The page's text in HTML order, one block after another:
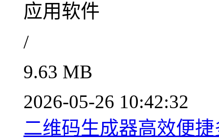
应用软件
/
9.63 MB
2026-05-26 10:42:32
二维码生成器高效便